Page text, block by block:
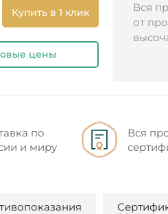
Купить в 1 клик
цены
Вся
от
по
и миру
Вся